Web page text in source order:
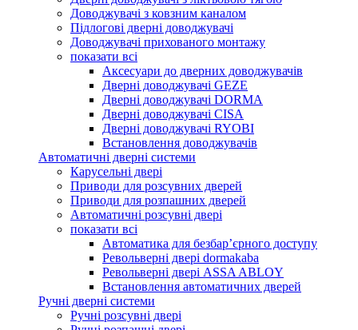
Доводжувачі з ковзним каналом
Підлогові дверні доводжувачі
Доводжувачі прихованого монтажу
показати всі
Аксесуари до дверних доводжувачів
Дверні доводжувачі GEZE
Дверні доводжувачі DORMA
Дверні доводжувачі CISA
Дверні доводжувачі RYOBI
Встановлення доводжувачів
Автоматичні дверні системи
Карусельні двері
Приводи для розсувних дверей
Приводи для розпашних дверей
Автоматичні розсувні двері
показати всі
Автоматика для безбар’єрного доступу
Револьверні двері dormakaba
Револьверні двері ASSA ABLOY
Встановлення автоматичних дверей
Ручні дверні системи
Ручні розсувні двері